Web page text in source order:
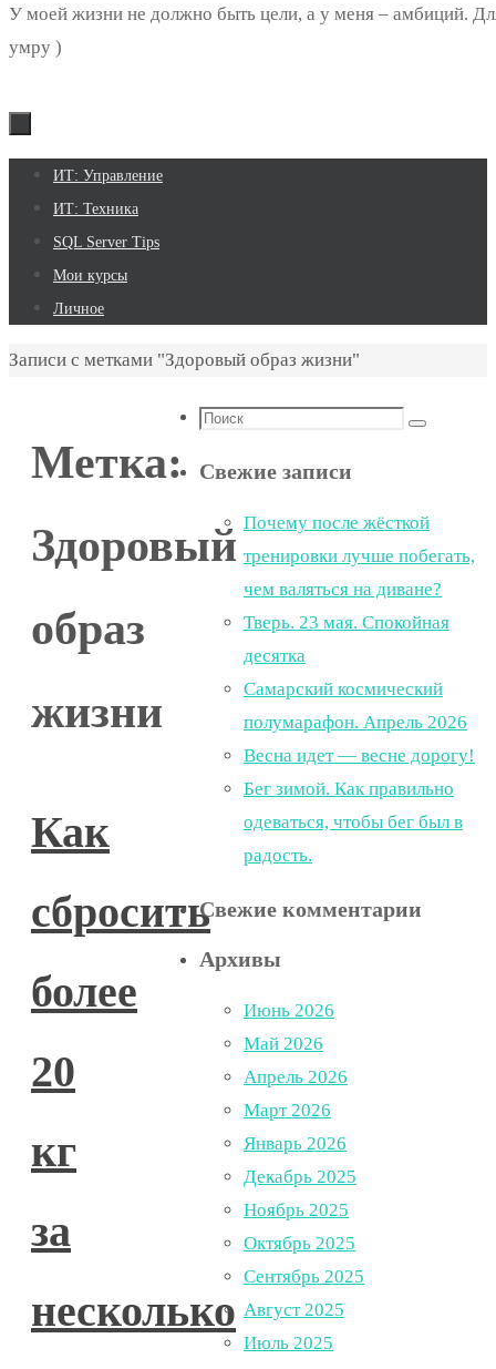
У моей жизни не должно быть цели, а у меня – амбиций.
умру )
Перейти
содержимому
ИТ: Управление
ИТ: Техника
SQL Server Tips
Мои курсы
Личное
Главная
Записи с метками "Здоровый образ жизни"
Метка:
Здоровый
образ
жизни
Как
сбросить
более
20
кг
за
несколько
Что
Поиск
Свежие записи
Почему после жёсткой
тренировки лучше побегать,
чем валяться на диване?
Тверь. 23 мая. Спокойная
десятка
Самарский космический
полумарафон. Апрель 2026
Весна идет — весне дорогу!
Бег зимой. Как правильно
одеваться, чтобы бег был в
радость.
Свежие комментарии
Архивы
Июнь 2026
Май 2026
Апрель 2026
Март 2026
Январь 2026
Декабрь 2025
Ноябрь 2025
Октябрь 2025
Сентябрь 2025
Август 2025
Июль 2025